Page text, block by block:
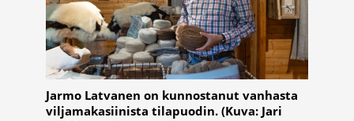
Jarmo Latvanen on kunnostanut vanhasta
viljamakasiinista tilapuodin. (Kuva: Jari